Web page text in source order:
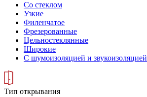
Со стеклом
Узкие
Филенчатое
Фрезерованные
Цельностеклянные
Широкие
С шумоизоляцией и звукоизоляцией
Тип открывания